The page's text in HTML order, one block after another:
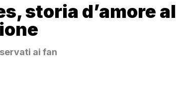
storia d’amore al
ai fan